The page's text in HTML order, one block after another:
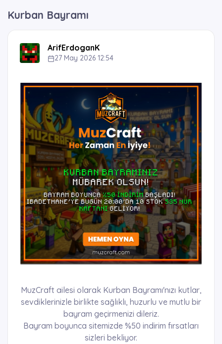
Kurban Bayramı
ArifErdoganK
27 May 2026 12:54
MuzCraft ailesi olarak Kurban Bayramı'nızı kutlar,
sevdiklerinizle birlikte sağlıklı, huzurlu ve mutlu bir
bayram geçirmenizi dileriz.
Bayram boyunca sitemizde %50 indirim fırsatları
sizleri bekliyor.